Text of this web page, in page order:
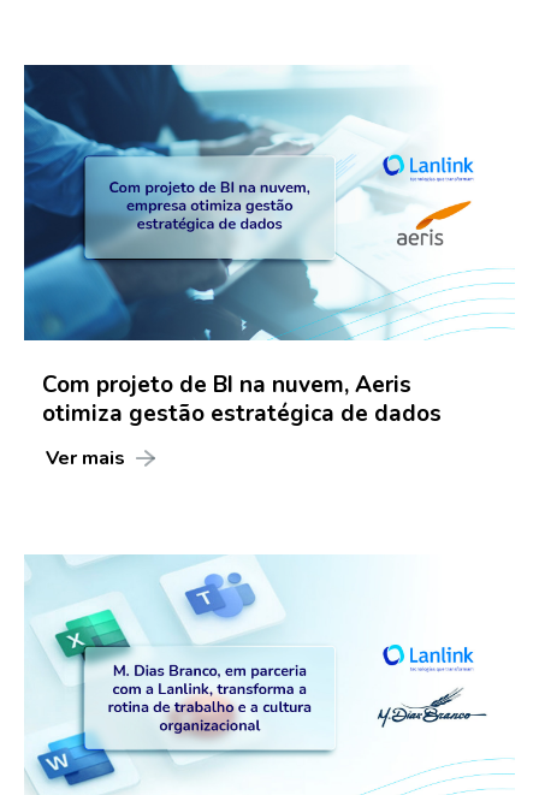
Com projeto de BI na nuvem, Aeris
otimiza gestão estratégica de dados
Ver mais